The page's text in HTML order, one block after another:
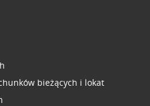
bieżących i lokat